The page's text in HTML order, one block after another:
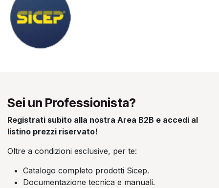
Sei un Professionista?
Registrati subito alla nostra Area B2B e accedi al
listino prezzi riservato!
Oltre a condizioni esclusive, per te:
Catalogo completo prodotti Sicep.
Documentazione tecnica e manuali.